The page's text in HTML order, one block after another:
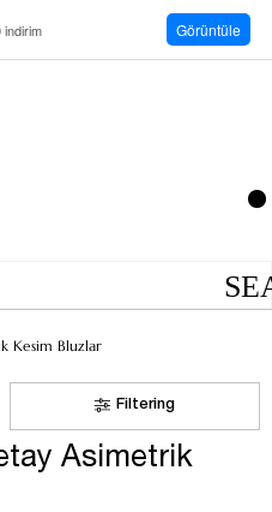
Kesim Bluzlar
Filtering
Asimetrik
indirim Görüntüle